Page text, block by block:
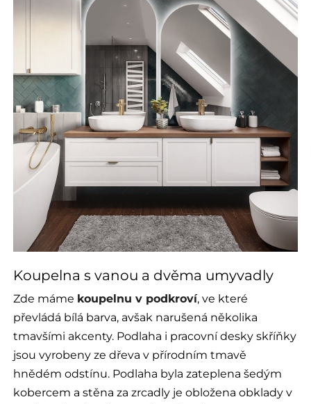
Koupelna s vanou a dvěma umyvadly
Zde máme koupelnu v podkroví, ve které
převládá bílá barva, avšak narušená několika
tmavšími akcenty. Podlaha i pracovní desky skříňky
jsou vyrobeny ze dřeva v přírodním tmavě
hnědém odstínu. Podlaha byla zateplena šedým
kobercem a stěna za zrcadly je obložena obklady v